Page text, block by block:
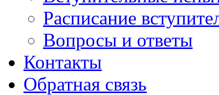
Расписание
Вопросы и ответы
Контакты
Обратная связь